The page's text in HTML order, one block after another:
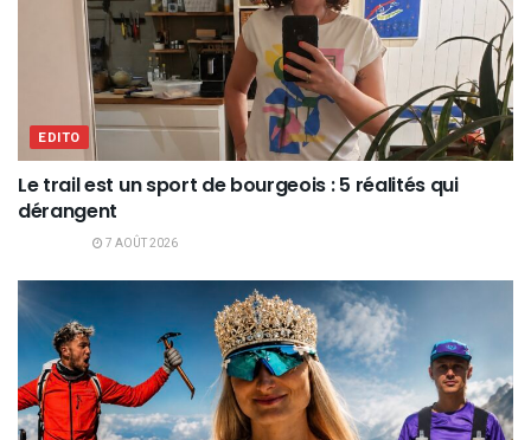
EDITO
Le trail est un sport de bourgeois : 5 réalités qui
dérangent
7 AOÛT 2026